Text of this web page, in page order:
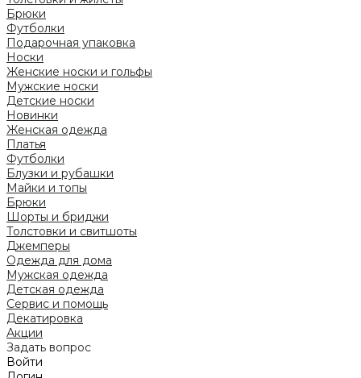
Брюки
Футболки
Подарочная упаковка
Носки
Женские носки и гольфы
Мужские носки
Детские носки
Новинки
Женская одежда
Платья
Футболки
Блузки и рубашки
Майки и топы
Брюки
Шорты и бриджи
Толстовки и свитшоты
Джемперы
Одежда для дома
Мужская одежда
Детская одежда
Сервис и помощь
Декатировка
Акции
Задать вопрос
Войти